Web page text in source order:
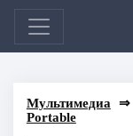
Мультимедиа ⇒
Portable